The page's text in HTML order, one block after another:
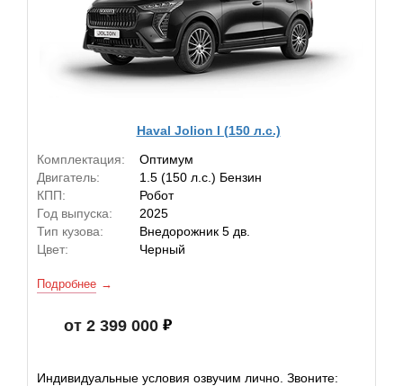
Haval Jolion I (150 л.с.)
Комплектация:
Оптимум
Двигатель:
1.5 (150 л.с.) Бензин
КПП:
Робот
Год выпуска:
2025
Тип кузова:
Внедорожник 5 дв.
Цвет:
Черный
Подробнее
от 2 399 000
Индивидуальные условия озвучим лично. Звоните: